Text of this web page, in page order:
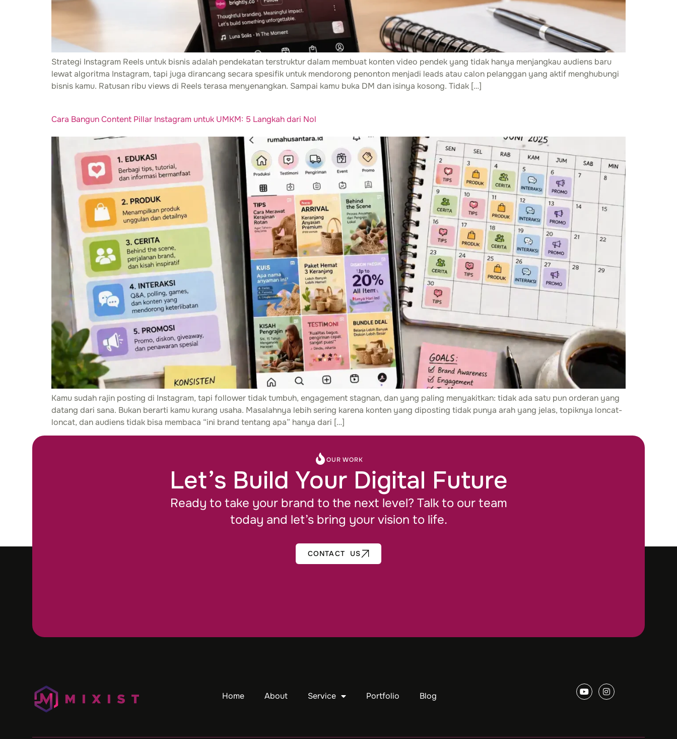
Strategi Instagram Reels untuk bisnis adalah pendekatan terstruktur dalam membuat konten video pendek yang tidak hanya menjangkau audiens baru
lewat algoritma Instagram, tapi juga dirancang secara spesifik untuk mendorong penonton menjadi leads atau calon pelanggan yang aktif menghubungi
bisnis kamu. Ratusan ribu views di Reels terasa menyenangkan. Sampai kamu buka DM dan isinya kosong. Tidak […]
Cara Bangun Content Pillar Instagram untuk UMKM: 5 Langkah dari Nol
Kamu sudah rajin posting di Instagram, tapi follower tidak tumbuh, engagement stagnan, dan yang paling menyakitkan: tidak ada satu pun orderan yang
datang dari sana. Bukan berarti kamu kurang usaha. Masalahnya lebih sering karena konten yang diposting tidak punya arah yang jelas, topiknya loncat-
loncat, dan audiens tidak bisa membaca “ini brand tentang apa” hanya dari […]
OUR WORK
Let’s Build Your Digital Future
Ready to take your brand to the next level? Talk to our team
today and let’s bring your vision to life.
CONTACT US
Home About Service Portfolio Blog